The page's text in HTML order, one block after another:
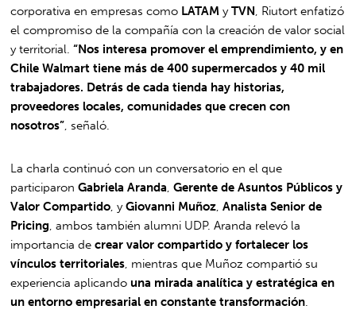
corporativa en empresas como LATAM yTVN , Riutort enfatizó
el compromiso de la compañía con la creación de valor social
y territorial.“Nos interesa promover el emprendimiento, y en
Chile Walmart tiene más de 400 supermercados y 40 mil
trabajadores. Detrás de cada tienda hay historias,
proveedores locales, comunidades que crecen con
nosotros” , señaló.
La charla continuó con un conversatorio en el que
participaronGabriela Aranda ,Gerente de Asuntos Públicos y
Valor Compartido , yGiovanni Muñoz ,Analista Senior de
Pricing , ambos también alumni UDP. Aranda relevó la
importancia decrear valor compartido y fortalecer los
vínculos territoriales , mientras que Muñoz compartió su
experiencia aplicando una mirada analítica y estratégica en
un entorno empresarial en constante transformación